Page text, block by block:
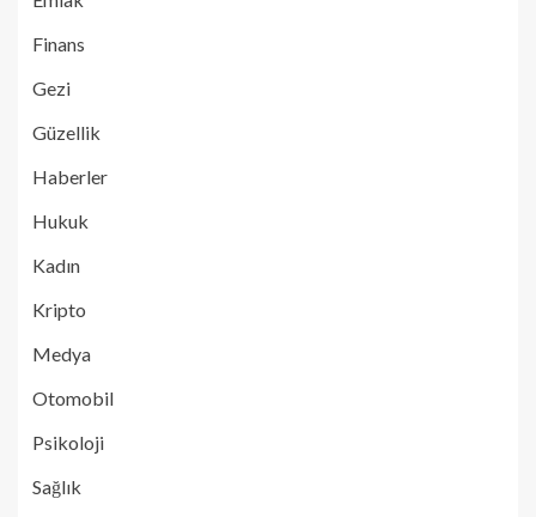
Finans
Gezi
Güzellik
Haberler
Hukuk
Kadın
Kripto
Medya
Otomobil
Psikoloji
Sağlık